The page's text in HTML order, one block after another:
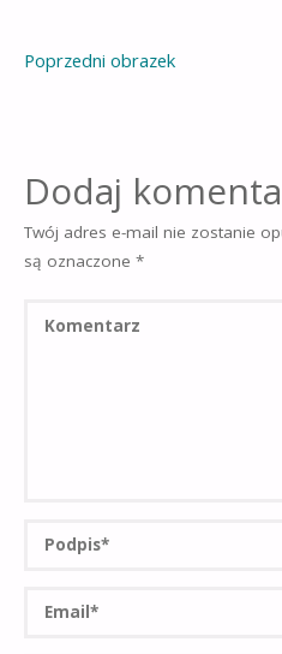
Poprzedni obrazek
Dodaj
Twój adres e-mail nie zostanie
są oznaczone*